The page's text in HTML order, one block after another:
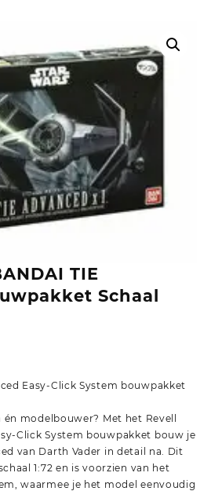
TIE
Schaal
Easy-Click System bouwpakket
én modelbouwer? Met het Revell
Click System bouwpakket bouw je
van Darth Vader in detail na. Dit
1:72 en is voorzien van het
waarmee je het model eenvoudig